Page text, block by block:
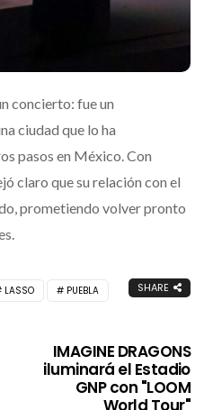
concierto: fue un
ciudad que lo ha
pasos en México. Con
claro que su relación con el
prometiendo volver pronto
LASSO PUEBLA SHARE
IMAGINE DRAGONS
iluminará el Estadio
GNP con "LOOM
World Tour"